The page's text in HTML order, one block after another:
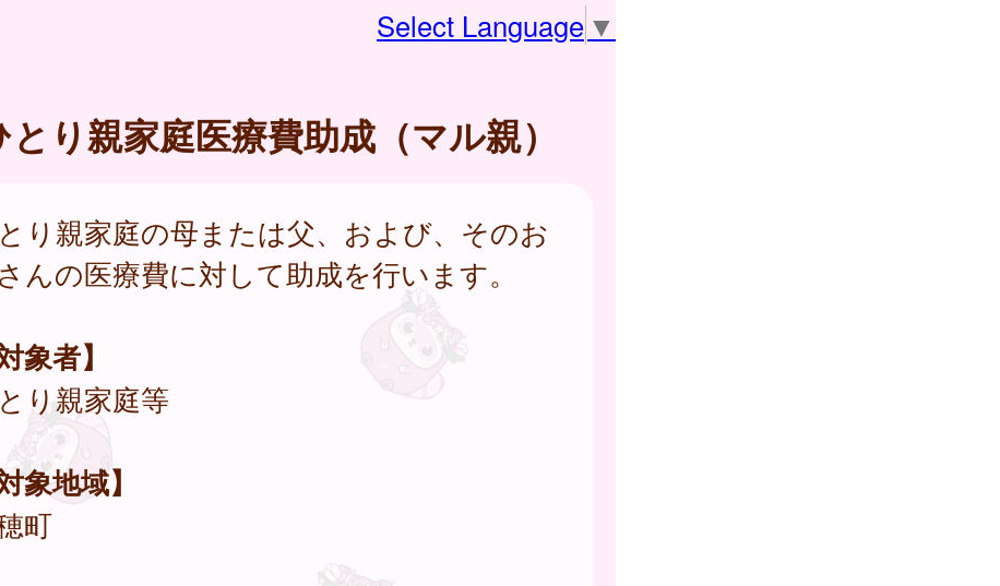
Select Language ▼
とり親家庭医療費助成（マル親）
り親家庭の母または父、および、そのお
んの医療費に対して助成を行います。
象者】
り親家庭等
象地域】
町